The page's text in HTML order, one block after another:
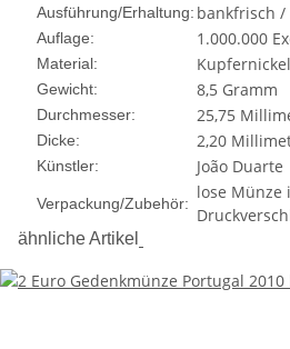
Ausführung/Erhaltung: bankfrisch
Auflage: 1.000.000
Material:
Gewicht: 8,5 Gramm
Durchmesser: 25,75
Dicke: 2,20
Künstler: João Duarte
Verpackung/Zubehör:
lose Münze
ähnliche Artikel